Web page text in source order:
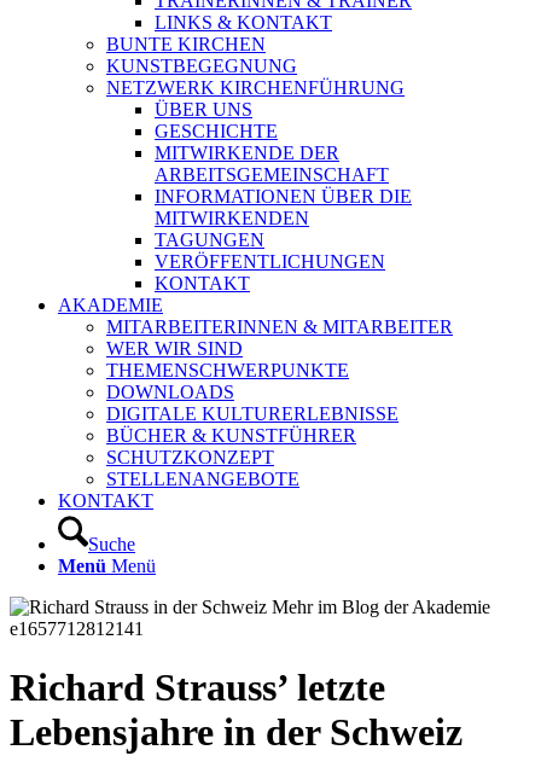
LINKS & KONTAKT
BUNTE KIRCHEN
KUNSTBEGEGNUNG
NETZWERK KIRCHENFÜHRUNG
ÜBER UNS
GESCHICHTE
MITWIRKENDE DER
ARBEITSGEMEINSCHAFT
INFORMATIONEN ÜBER DIE
MITWIRKENDEN
TAGUNGEN
VERÖFFENTLICHUNGEN
KONTAKT
AKADEMIE
MITARBEITERINNEN & MITARBEITER
WER WIR SIND
THEMENSCHWERPUNKTE
DOWNLOADS
DIGITALE KULTURERLEBNISSE
BÜCHER & KUNSTFÜHRER
SCHUTZKONZEPT
STELLENANGEBOTE
KONTAKT
Suche
Menü Menü
Richard Strauss’ letzte
Lebensjahre in der Schweiz